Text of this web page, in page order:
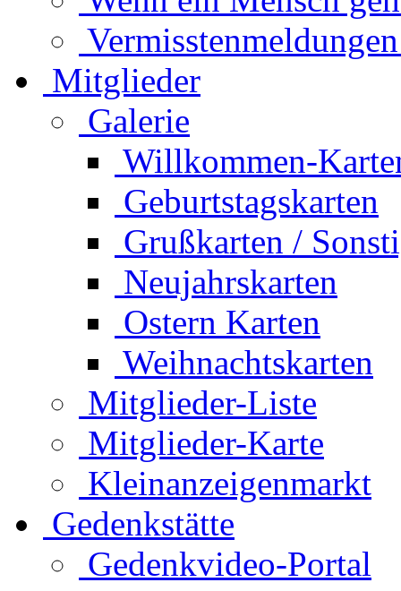
Mitglieder
Galerie
Willkommen-
Geburtstagskarten
Grußkarten /
Neujahrskarten
Ostern Karten
Weihnachtskarten
Mitglieder-Liste
Mitglieder-Karte
Kleinanzeigenmarkt
Gedenkstätte
Gedenkvideo-Portal